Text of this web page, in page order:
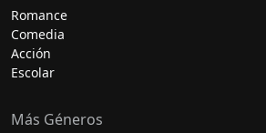
Romance
Comedia
Acción
Escolar
Más Géneros